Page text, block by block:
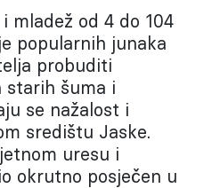
mladež od 4 do 104
popularnih junaka
probuditi
starih šuma i
se nažalost i
središtu Jaske.
uresu i
okrutno posječen u